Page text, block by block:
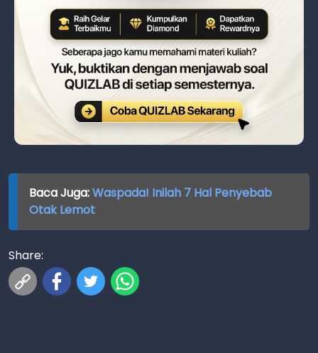
Baca Juga:Waspada! Inilah 7 Hal Penyebab
Otak Lemot
Share: